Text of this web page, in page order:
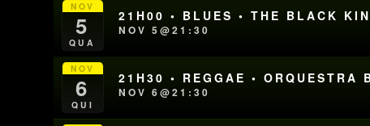
NOV
5
QUA
21H00 • BLUES • THE BLACK
NOV 5@21:30
NOV
6
QUI
21H30 • REGGAE •
NOV 6@21:30